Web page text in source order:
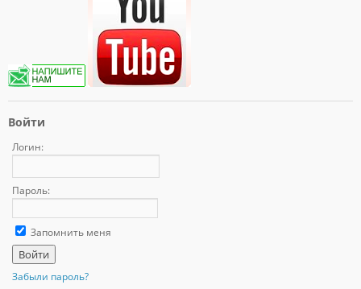
Войти
Логин:
Пароль:
Запомнить меня
Забыли пароль?